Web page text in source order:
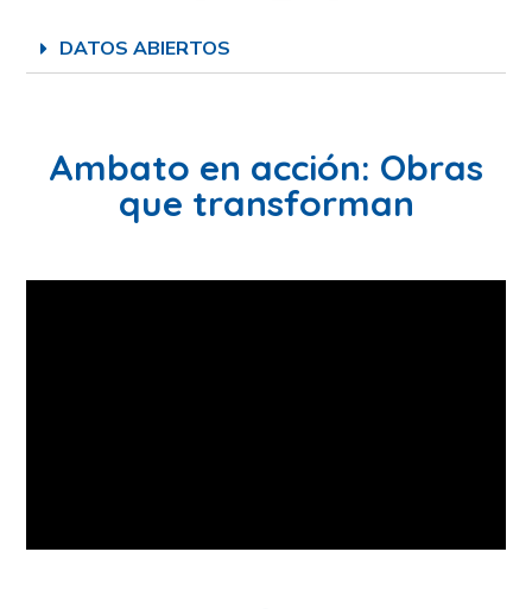
DATOS ABIERTOS
Ambato en acción: Obras
que transforman